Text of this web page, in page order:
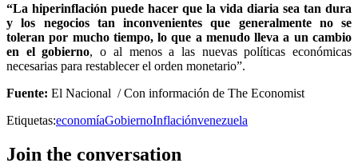
“La hiperinflación puede hacer que la vida diaria sea tan dura
y los negocios tan inconvenientes que generalmente no se
toleran por mucho tiempo, lo que a menudo lleva a un cambio
en el gobierno, o al menos a las nuevas políticas económicas
necesarias para restablecer el orden monetario”.
Fuente: El Nacional / Con información de The Economist
Etiquetas:economíaGobiernoInflaciónvenezuela
Join the conversation